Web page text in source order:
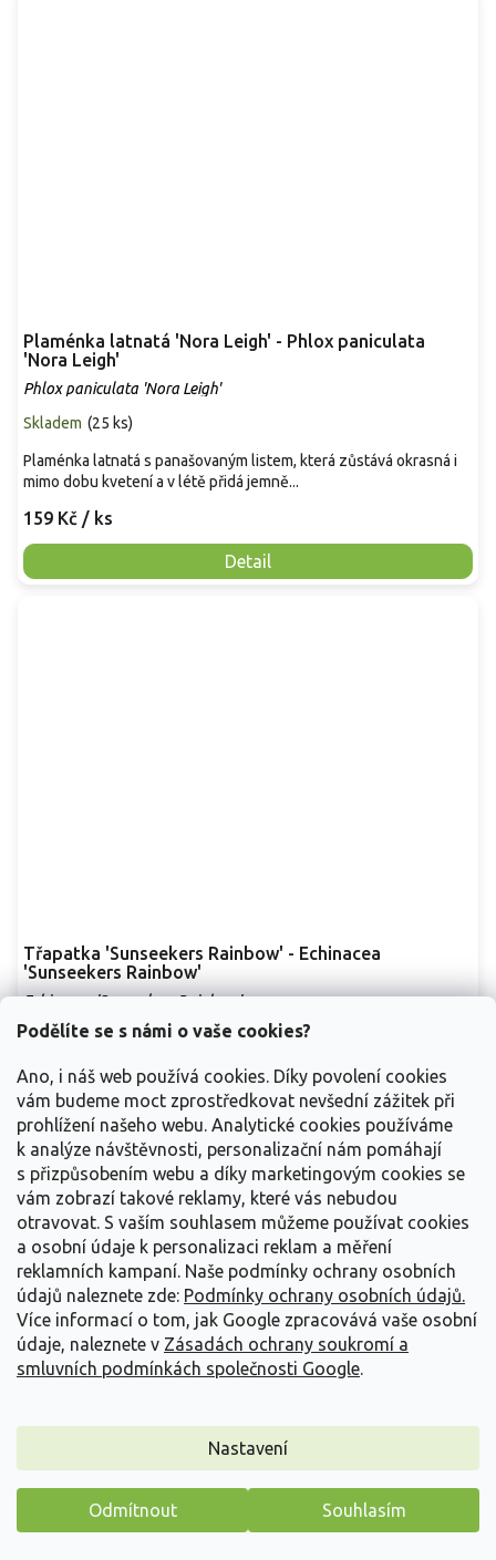
Podělíte se s námi o vaše cookies?
Ano, i náš web používá cookies. Díky povolení cookies
vám budeme moct zprostředkovat nevšední zážitek při
prohlížení našeho webu. Analytické cookies používáme
k analýze návštěvnosti, personalizační nám pomáhají
s přizpůsobením webu a díky marketingovým cookies se
vám zobrazí takové reklamy, které vás nebudou
otravovat. S vaším souhlasem můžeme používat cookies
a osobní údaje k personalizaci reklam a měření
reklamních kampaní. Naše podmínky ochrany osobních
údajů naleznete zde: Podmínky ochrany osobních údajů.
Více informací o tom, jak Google zpracovává vaše osobní
údaje, naleznete v Zásadách ochrany soukromí a
smluvních podmínkách společnosti Google.
Nastavení
Odmítnout Souhlasím
Plaménka latnatá 'Nora Leigh' - Phlox paniculata
'Nora Leigh'
Phlox paniculata 'Nora Leigh'
Skladem (25 ks)
159 Kč / ks
Detail
Plaménka latnatá s panašovaným listem, která zůstává okrasná i
mimo dobu kvetení a v létě přidá jemně...
Třapatka 'Sunseekers Rainbow' - Echinacea
'Sunseekers Rainbow'
Echinacea 'Sunseekers Rainbow'
Skladem ( 21 ks
od389 Kč/ ks
Detail
Tato fascinující trvalka je ceněna pro unikátní proměnlivost barev
květů, díky čemuž představuje...
Máme pro vás malý dárek